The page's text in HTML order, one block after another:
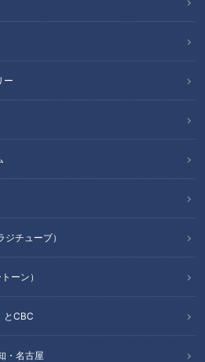
ー
チューブ）
ーン）
とCBC
・名古屋
材ゴロゴロ総菜パン
チャのキューブクロワッサン
させた名古屋名物パン
！具材ゴロゴロ総菜パン